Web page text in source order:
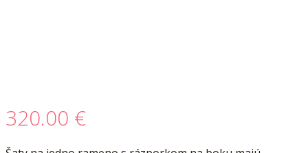
320.00 €